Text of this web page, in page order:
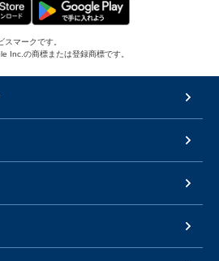
マークです。
Inc.の商標または登録商標です。